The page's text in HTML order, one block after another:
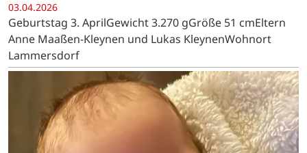
03.04.2026
Geburtstag 3. AprilGewicht 3.270 gGröße 51 cmEltern
Anne Maaßen-Kleynen und Lukas KleynenWohnort
Lammersdorf